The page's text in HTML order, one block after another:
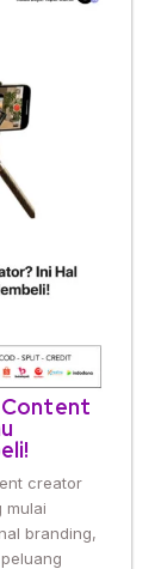
Content
creator
mulai
branding,